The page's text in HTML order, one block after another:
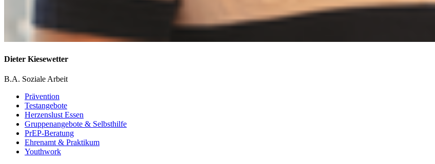
Dieter Kiesewetter
B.A. Soziale Arbeit
Prävention
Testangebote
Herzenslust Essen
Gruppenangebote & Selbsthilfe
PrEP-Beratung
Ehrenamt & Praktikum
Youthwork